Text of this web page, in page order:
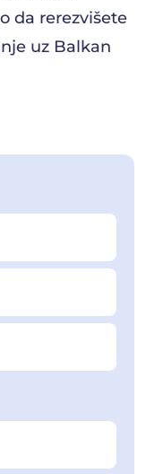
da rerezvišete
uz Balkan